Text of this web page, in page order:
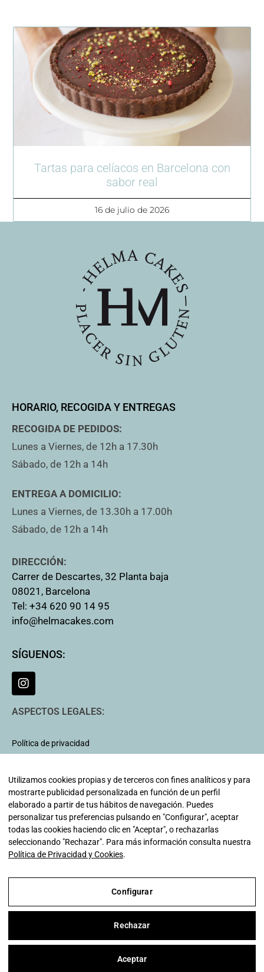
Tartas para celíacos en Barcelona con
sabor real
16 de julio de 2026
HORARIO, RECOGIDA Y ENTREGAS
RECOGIDA DE PEDIDOS:
Lunes a Viernes, de 12h a 17.30h
Sábado, de 12h a 14h
ENTREGA A DOMICILIO:
Lunes a Viernes, de 13.30h a 17.00h
Sábado, de 12h a 14h
DIRECCIÓN:
Carrer de Descartes, 32 Planta baja
08021, Barcelona
Tel: +34 620 90 14 95
info@helmacakes.com
SÍGUENOS:
ASPECTOS LEGALES:
Política de privacidad
Política de cookies
Condiciones generales de contratación
Condiciones de envío
Utilizamos cookies propias y de terceros con fines analíticos y para
mostrarte publicidad personalizada en función de un perfil
elaborado a partir de tus hábitos de navegación. Puedes
personalizar tus preferencias pulsando en "Configurar", aceptar
todas las cookies haciendo clic en "Aceptar", o rechazarlas
seleccionando "Rechazar". Para más información consulta nuestra
Política de Privacidad y Cookies.
Configurar
Rechazar
Aceptar
Aviso Legal
Política de Privacidad y Cookies
Condiciones de compra